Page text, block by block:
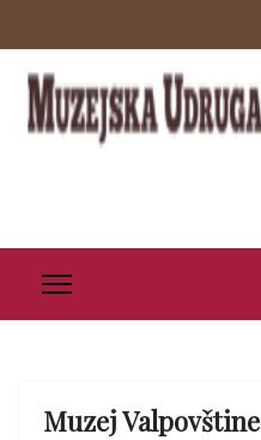
Muzej Valpovštine